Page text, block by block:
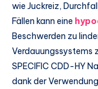
wie Juckreiz,
Fällen kann eine
Beschwerden zu
Verdauungssystems
SPECIFIC CDD-HY
dank der